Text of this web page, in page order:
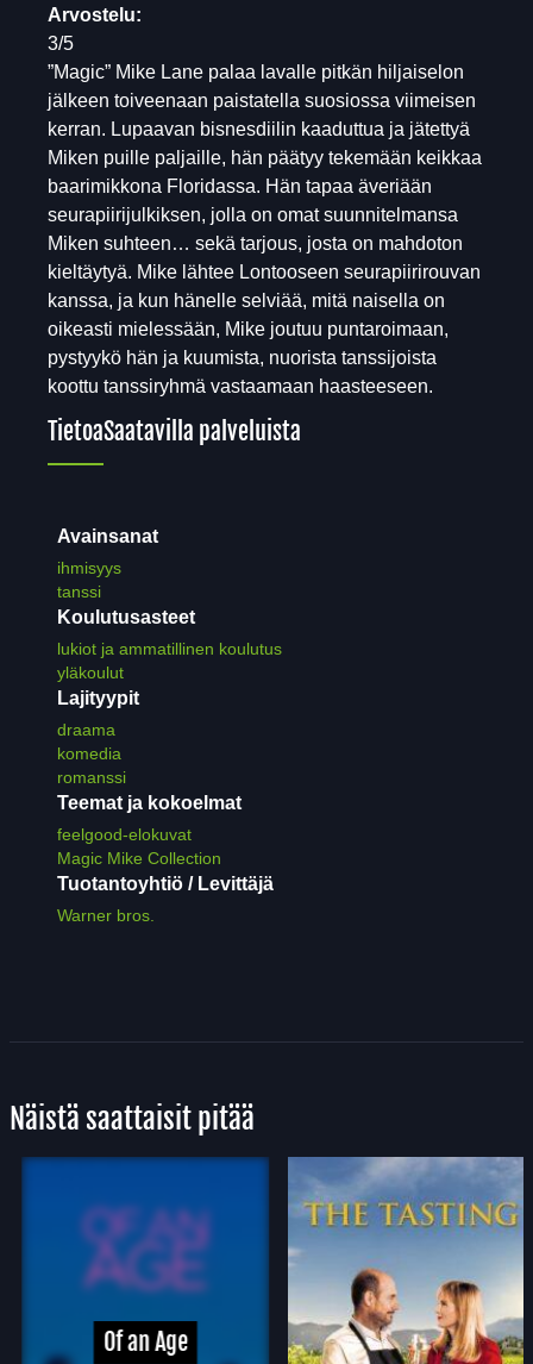
Arvostelu:
3/5
”Magic” Mike Lane palaa lavalle pitkän hiljaiselon
jälkeen toiveenaan paistatella suosiossa viimeisen
kerran. Lupaavan bisnesdiilin kaaduttua ja jätettyä
Miken puille paljaille, hän päätyy tekemään keikkaa
baarimikkona Floridassa. Hän tapaa äveriään
seurapiirijulkiksen, jolla on omat suunnitelmansa
Miken suhteen… sekä tarjous, josta on mahdoton
kieltäytyä. Mike lähtee Lontooseen seurapiirirouvan
kanssa, ja kun hänelle selviää, mitä naisella on
oikeasti mielessään, Mike joutuu puntaroimaan,
pystyykö hän ja kuumista, nuorista tanssijoista
koottu tanssiryhmä vastaamaan haasteeseen.
TietoaSaatavilla palveluista
Avainsanat
ihmisyys
tanssi
Koulutusasteet
lukiot ja ammatillinen koulutus
yläkoulut
Lajityypit
draama
komedia
romanssi
Teemat ja kokoelmat
feelgood-elokuvat
Magic Mike Collection
Tuotantoyhtiö / Levittäjä
Warner bros.
Näistä saattaisit pitää
Of an Age